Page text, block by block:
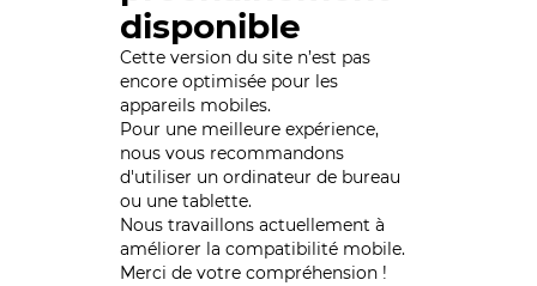
disponible
Cette version du site n’est pas
encore optimisée pour les
appareils mobiles.
Pour une meilleure expérience,
nous vous recommandons
d'utiliser un ordinateur de bureau
ou une tablette.
Nous travaillons actuellement à
améliorer la compatibilité mobile.
Merci de votre compréhension !